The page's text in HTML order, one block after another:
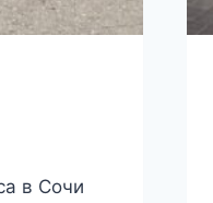
в Сочи